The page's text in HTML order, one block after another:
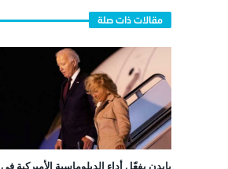
بايدن يفعّل أداء الدبلوماسية الأميركية في